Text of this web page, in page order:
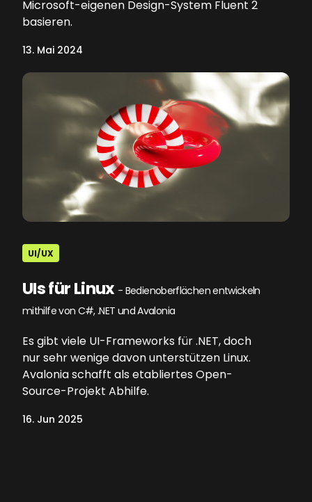
Microsoft-eigenen Design-System Fluent 2
basieren.
13. Mai 2024
UI/UX
UIs für Linux - Bedienoberflächen entwickeln
mithilfe von C#, .NET und Avalonia
Es gibt viele UI-Frameworks für .NET, doch
nur sehr wenige davon unterstützen Linux.
Avalonia schafft als etabliertes Open-
Source-Projekt Abhilfe.
16. Jun 2025